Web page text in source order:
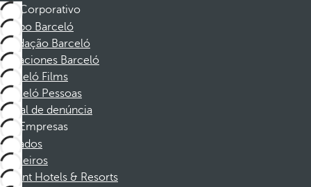
Corporativo
Grupo Barceló
Fundação Barceló
Vacaciones Barceló
Barceló Films
Barceló Pessoas
Canal de denúncia
Empresas
Afiliados
Parceiros
Dorint Hotels & Resorts